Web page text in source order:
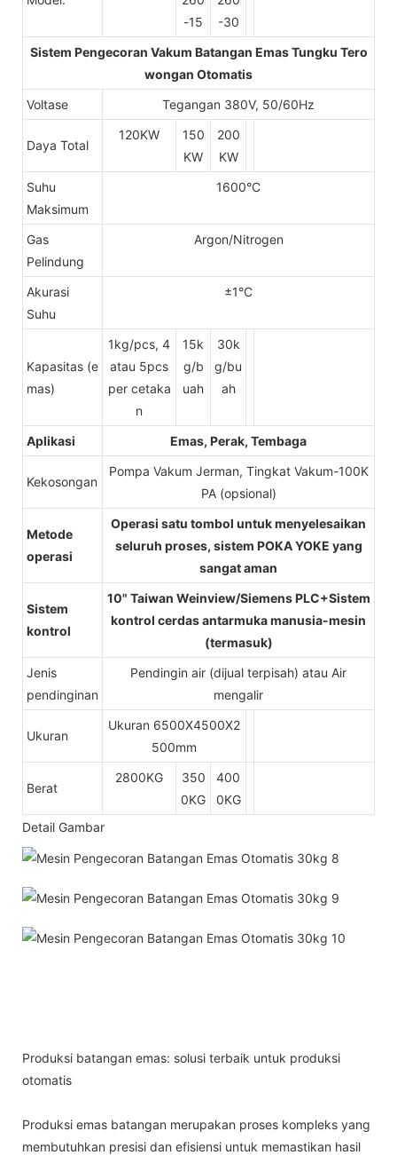
-15
-30
Sistem Pengecoran Vakum Batangan Emas Tungku Tero
wongan Otomatis
Voltase
Tegangan 380V, 50/60Hz
Daya Total
120KW
150
KW
200
KW
Suhu
Maksimum
1600°C
Gas
Pelindung
Argon/Nitrogen
Akurasi
Suhu
±1°C
Kapasitas (e
mas)
1kg/pcs, 4
atau 5pcs
per cetaka
n
15k
g/b
uah
30k
g/bu
ah
Aplikasi Emas, Perak, Tembaga
Kekosongan
Pompa Vakum Jerman, Tingkat Vakum-100K
PA (opsional)
Metode
operasi
Operasi satu tombol untuk menyelesaikan
seluruh proses, sistem POKA YOKE yang
sangat aman
Sistem
kontrol
10" Taiwan Weinview/Siemens PLC+Sistem
kontrol cerdas antarmuka manusia-mesin
(termasuk)
Jenis
pendinginan
Pendingin air (dijual terpisah) atau Air
mengalir
Ukuran
Ukuran 6500X4500X2
500mm
Berat
2800KG
350
0KG
400
0KG
Detail Gambar
Produksi batangan emas: solusi terbaik untuk produksi
otomatis
Produksi emas batangan merupakan proses kompleks yang
membutuhkan presisi dan efisiensi untuk memastikan hasil